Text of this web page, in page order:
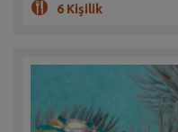
6 Kişilik